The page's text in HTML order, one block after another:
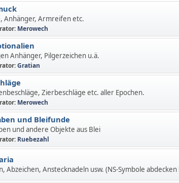
Anhänger, Armreifen etc.
Merowech
Anhänger, Pilgerzeichen u.ä.
Gratian
Zierbeschläge etc. aller Epochen.
Merowech
und Bleifunde
und andere Objekte aus Blei
Ruebezahl
Abzeichen, Anstecknadeln usw. (NS-Symbole abdecken